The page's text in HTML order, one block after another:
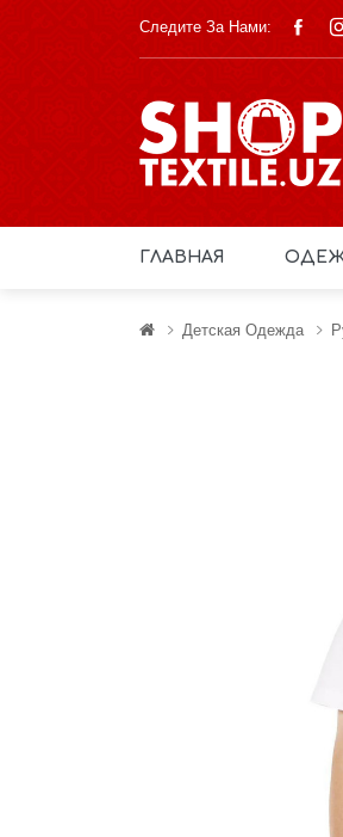
Следите За Нами:
ГЛАВНАЯ
Детская Одежда